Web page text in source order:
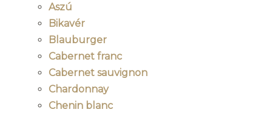
Aszú
Bikavér
Blauburger
Cabernet franc
Cabernet sauvignon
Chardonnay
Chenin blanc